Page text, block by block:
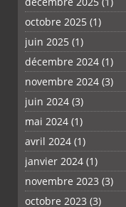
PLUS
octobre 2025 (1)
juin 2025 (1)
décembre 2024 (1)
novembre 2024 (3)
juin 2024 (3)
mai 2024 (1)
avril 2024 (1)
janvier 2024 (1)
novembre 2023 (3)
octobre 2023 (3)